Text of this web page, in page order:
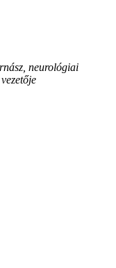
neurológiai